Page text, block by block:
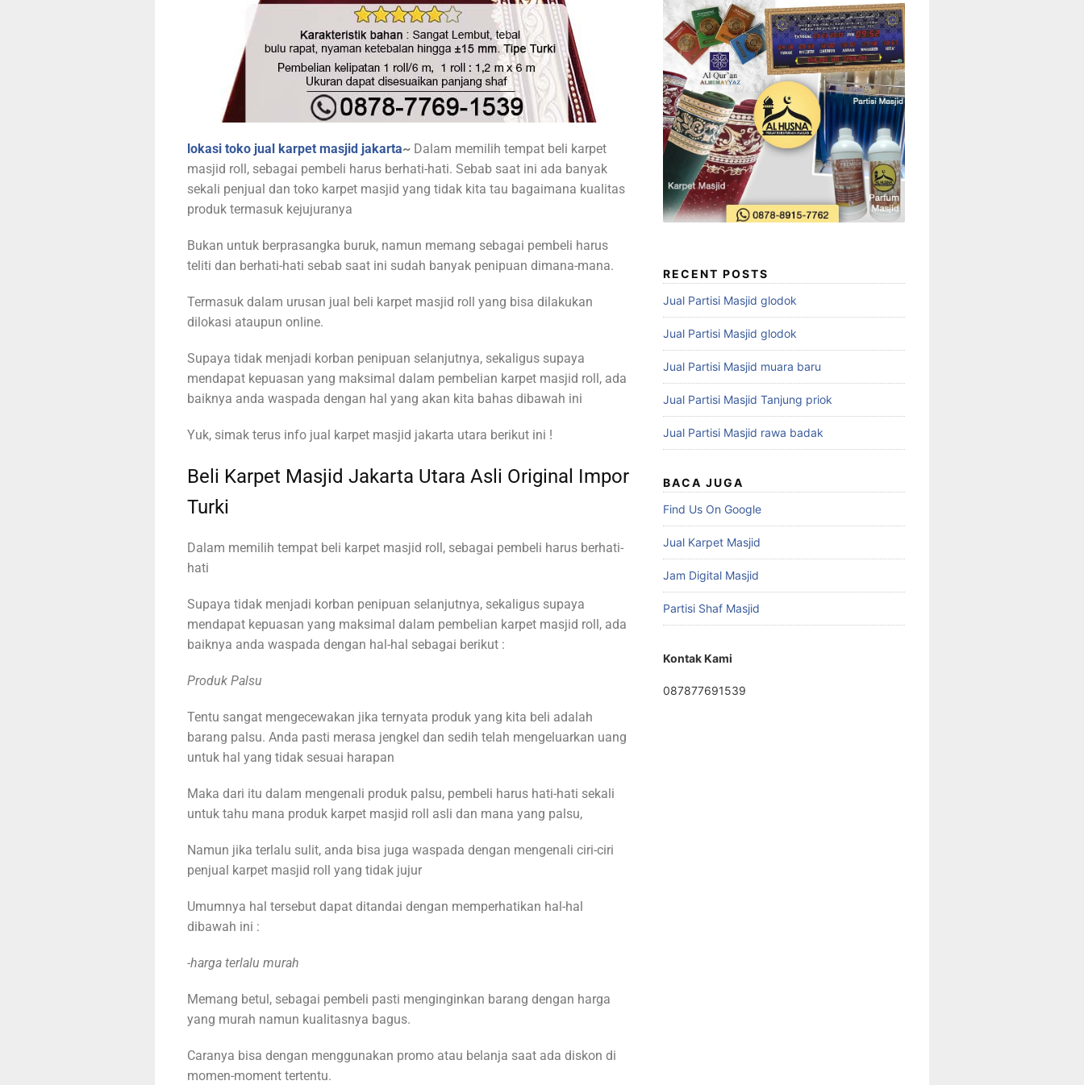
lokasi toko jual karpet masjid jakarta~ Dalam memilih tempat beli karpet
masjid roll, sebagai pembeli harus berhati-hati. Sebab saat ini ada banyak
sekali penjual dan toko karpet masjid yang tidak kita tau bagaimana kualitas
produk termasuk kejujuranya
Bukan untuk berprasangka buruk, namun memang sebagai pembeli harus
teliti dan berhati-hati sebab saat ini sudah banyak penipuan dimana-mana.
Termasuk dalam urusan jual beli karpet masjid roll yang bisa dilakukan
dilokasi ataupun online.
Supaya tidak menjadi korban penipuan selanjutnya, sekaligus supaya
mendapat kepuasan yang maksimal dalam pembelian karpet masjid roll, ada
baiknya anda waspada dengan hal yang akan kita bahas dibawah ini
Yuk, simak terus info jual karpet masjid jakarta utara berikut ini !
Beli Karpet Masjid Jakarta Utara Asli Original Impor
Turki
Dalam memilih tempat beli karpet masjid roll, sebagai pembeli harus berhati-
hati
Supaya tidak menjadi korban penipuan selanjutnya, sekaligus supaya
mendapat kepuasan yang maksimal dalam pembelian karpet masjid roll, ada
baiknya anda waspada dengan hal-hal sebagai berikut :
Produk Palsu
Tentu sangat mengecewakan jika ternyata produk yang kita beli adalah
barang palsu. Anda pasti merasa jengkel dan sedih telah mengeluarkan uang
untuk hal yang tidak sesuai harapan
Maka dari itu dalam mengenali produk palsu, pembeli harus hati-hati sekali
untuk tahu mana produk karpet masjid roll asli dan mana yang palsu,
Namun jika terlalu sulit, anda bisa juga waspada dengan mengenali ciri-ciri
penjual karpet masjid roll yang tidak jujur
Umumnya hal tersebut dapat ditandai dengan memperhatikan hal-hal
dibawah ini :
-harga terlalu murah
Memang betul, sebagai pembeli pasti menginginkan barang dengan harga
yang murah namun kualitasnya bagus.
Caranya bisa dengan menggunakan promo atau belanja saat ada diskon di
momen-moment tertentu.
RECENT POSTS
Jual Partisi Masjid glodok
Jual Partisi Masjid glodok
Jual Partisi Masjid muara baru
Jual Partisi Masjid Tanjung priok
Jual Partisi Masjid rawa badak
BACA JUGA
Find Us On Google
Jual Karpet Masjid
Jam Digital Masjid
Partisi Shaf Masjid
Kontak Kami
087877691539